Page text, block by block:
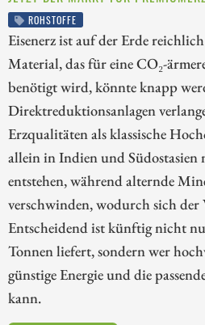
ROHSTOFFE
Eisenerz ist auf der Erde
Material, das für eine CO₂-
benötigt wird, könnte knapp
Direktreduktionsanlagen
Erzqualitäten als klassische
allein in Indien und Südostasien
entstehen, während alternde
verschwinden, wodurch sich der
Entscheidend ist künftig nicht
Tonnen liefert, sondern wer
günstige Energie und die
kann.